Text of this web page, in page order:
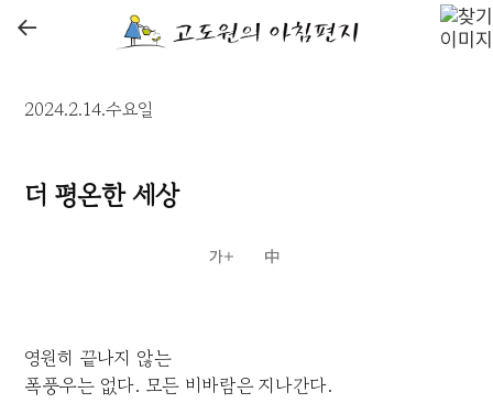
←
2024.2.14.수요일
더 평온한 세상
영원히 끝나지 않는
폭풍우는 없다. 모든 비바람은 지나간다.